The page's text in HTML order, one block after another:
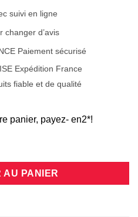
suivi en ligne
changer d’avis
Paiement sécurisé
Expédition France
fiable et de qualité
panier, payez- en2*!
antichocs silicone/cuir rose
AU PANIER